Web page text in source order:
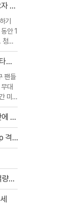
대
기
안 1
년
완
, 빌
다.20
지
임
팬들
대
미
서 열
인과
에 완
가
하
월
격
의